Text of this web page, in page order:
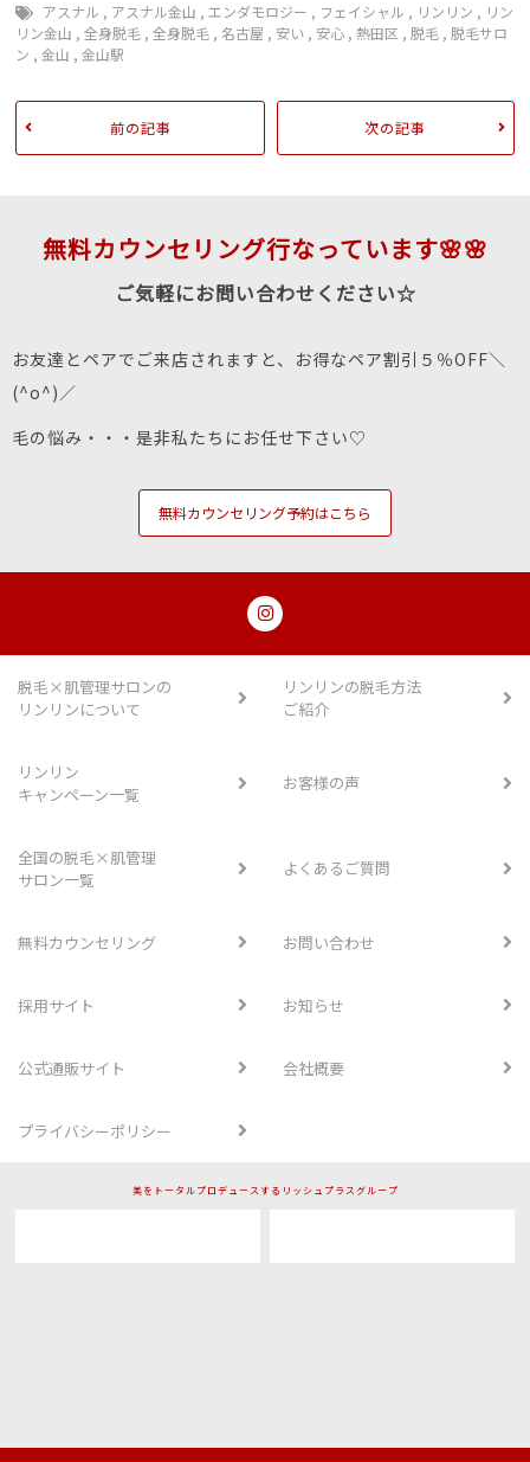
アスナル , アスナル金山 ,エンダモロジー , フェイシャル , リンリン , リン
リン金山 ,全身脱毛 ,全身脱毛 ,名古屋 , 安い , 安心 , 熱田区 ,脱毛 ,脱毛サロ
ン ,金山 ,金山駅
前の記事 次の記事
無料カウンセリング行なっています🌸🌸
ご気軽にお問い合わせください☆
お友達とペアでご来店されますと、お得なペア割引５％OFF＼
(^o^)／
毛の悩み・・・是非私たちにお任せ下さい♡
無料カウンセリング予約はこちら
脱毛×肌管理サロンの
リンリンについて
リンリンの脱毛方法
ご紹介
リンリン
キャンペーン一覧
お客様の声
全国の脱毛×肌管理
サロン一覧
よくあるご質問
無料カウンセリング お問い合わせ
採用サイト お知らせ
公式通販サイト 会社概要
プライバシーポリシー
美をトータルプロデュースするリッシュプラスグループ